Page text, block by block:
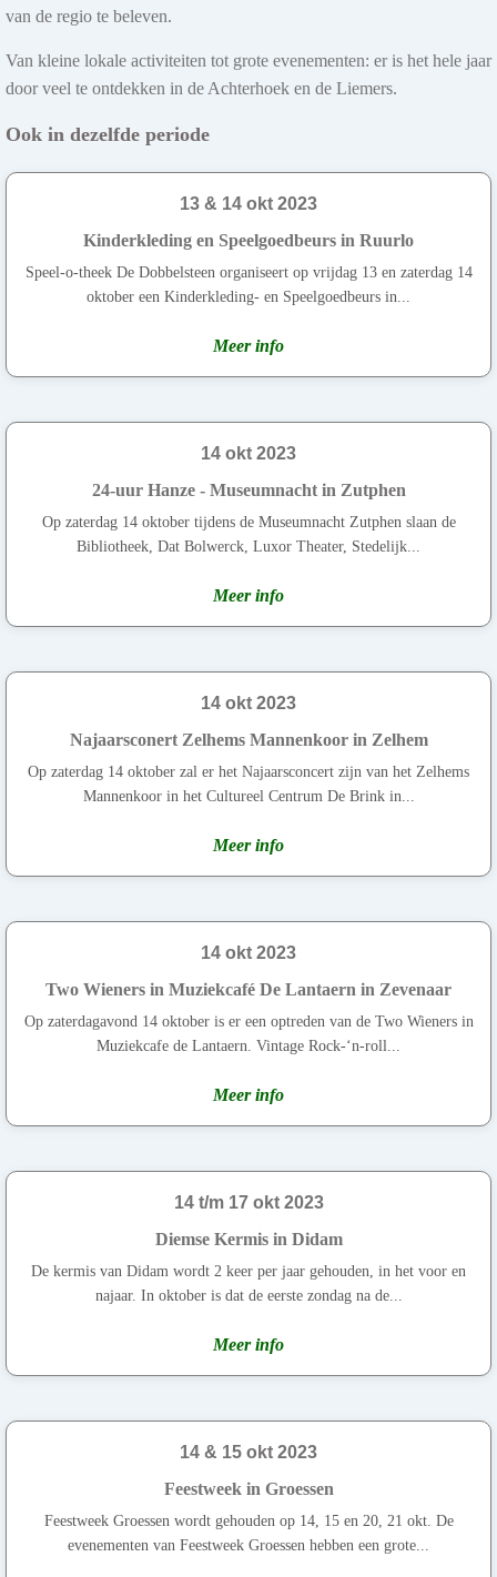
van de regio te beleven.
Van kleine lokale activiteiten tot grote evenementen: er is het hele jaar
door veel te ontdekken in de Achterhoek en de Liemers.
Ook in dezelfde periode
13 & 14 okt 2023
Kinderkleding en Speelgoedbeurs in Ruurlo
Speel-o-theek De Dobbelsteen organiseert op vrijdag 13 en zaterdag 14
oktober een Kinderkleding- en Speelgoedbeurs in...
Meer info
14 okt 2023
24-uur Hanze - Museumnacht in Zutphen
Op zaterdag 14 oktober tijdens de Museumnacht Zutphen slaan de
Bibliotheek, Dat Bolwerck, Luxor Theater, Stedelijk...
Meer info
14 okt 2023
Najaarsconert Zelhems Mannenkoor in Zelhem
Op zaterdag 14 oktober zal er het Najaarsconcert zijn van het Zelhems
Mannenkoor in het Cultureel Centrum De Brink in...
Meer info
14 okt 2023
Two Wieners in Muziekcafé De Lantaern in Zevenaar
Op zaterdagavond 14 oktober is er een optreden van de Two Wieners in
Muziekcafe de Lantaern. Vintage Rock-‘n-roll...
Meer info
14 t/m 17 okt 2023
Diemse Kermis in Didam
De kermis van Didam wordt 2 keer per jaar gehouden, in het voor en
najaar. In oktober is dat de eerste zondag na de...
Meer info
14 & 15 okt 2023
Feestweek in Groessen
Feestweek Groessen wordt gehouden op 14, 15 en 20, 21 okt. De
evenementen van Feestweek Groessen hebben een grote...